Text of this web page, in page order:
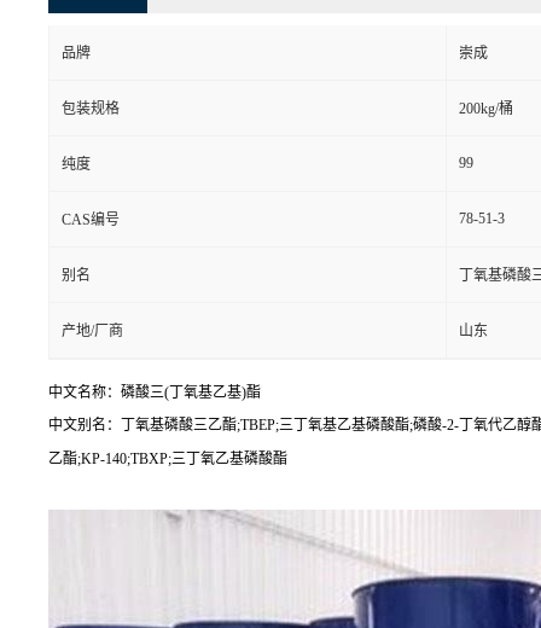
品牌 崇成
包装规格 200kg/桶
纯度 99
CAS编号 78-51-3
别名 丁氧基磷酸
产地/厂商 山东
中文名称：磷酸三(丁氧基乙基)酯
中文别名：丁氧基磷酸三乙酯;TBEP;三丁氧基乙基磷酸酯;磷酸-2-丁氧代乙
乙酯;KP-140;TBXP;三丁氧乙基磷酸酯